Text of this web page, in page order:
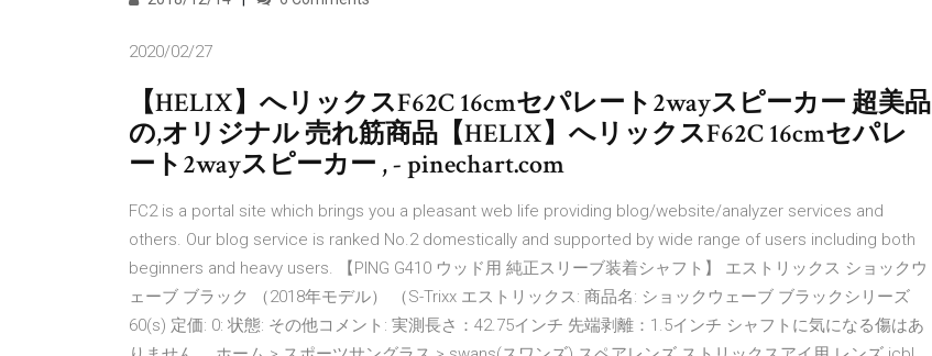
2020/02/27
【HELIX】へリックスF62C 16cmセパレート2wayスピーカー 超美品
の,オリジナル 売れ筋商品【HELIX】へリックスF62C 16cmセパレ
ート2wayスピーカー , - pinechart.com
FC2 is a portal site which brings you a pleasant web life providing blog/website/analyzer services and
others. Our blog service is ranked No.2 domestically and supported by wide range of users including both
beginners and heavy users. 【PING G410 ウッド用 純正スリーブ装着シャフト】 エストリックス ショックウ
ェーブ ブラック （2018年モデル） （S-Trixx エストリックス: 商品名: ショックウェーブ ブラックシリーズ
60(s) 定価: 0: 状態: その他コメント: 実測長さ：42.75インチ 先端剥離：1.5インチ シャフトに気になる傷はあ